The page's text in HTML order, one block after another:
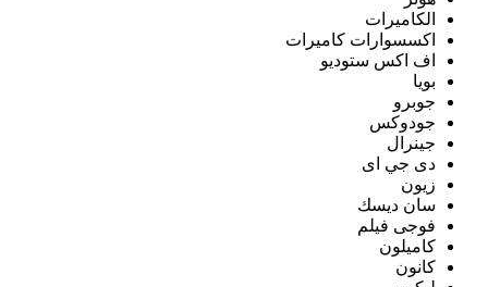
الكاميرات
اكسسوارات كاميرات
اف اكس ستوديو
بويا
جوبرو
جودوكس
جينرال
دى جي اى
زيون
سان ديسك
فوجى فيلم
كاميلون
كانون